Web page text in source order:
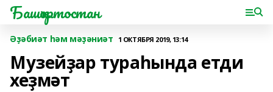
Башҡортостан
Әҙәбиәт һәм мәҙәниәт 1 ОКТЯБРЯ 2019, 13:14
Музейҙар тураһында етди
хеҙмәт